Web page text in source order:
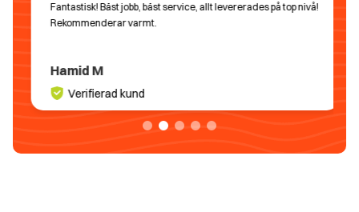
Fantastisk! Bäst jobb, bäst service, allt levererades på top nivå!
Rekommenderar varmt.
Hamid M
Verifierad kund